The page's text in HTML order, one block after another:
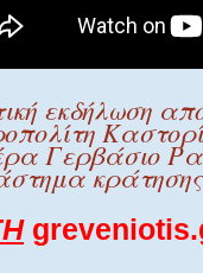
εκδήλωση
Γερβάσιο